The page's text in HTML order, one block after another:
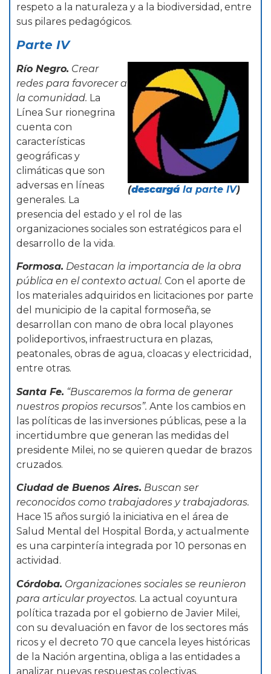
respeto a la naturaleza y a la biodiversidad, entre
sus pilares pedagógicos.
Parte IV
(descargála parte IV)
Río Negro. Crear
redes para favorecer a
la comunidad. La
Línea Sur rionegrina
cuenta con
características
geográficas y
climáticas que son
adversas en líneas
generales. La
presencia del estado y el rol de las
organizaciones sociales son estratégicos para el
desarrollo de la vida.
Formosa. Destacan la importancia de la obra
pública en el contexto actual. Con el aporte de
los materiales adquiridos en licitaciones por parte
del municipio de la capital formoseña, se
desarrollan con mano de obra local playones
polideportivos, infraestructura en plazas,
peatonales, obras de agua, cloacas y electricidad,
entre otras.
Santa Fe. “Buscaremos la forma de generar
nuestros propios recursos”. Ante los cambios en
las políticas de las inversiones públicas, pese a la
incertidumbre que generan las medidas del
presidente Milei, no se quieren quedar de brazos
cruzados.
Ciudad de Buenos Aires. Buscan ser
reconocidos como trabajadores y trabajadoras.
Hace 15 años surgió la iniciativa en el área de
Salud Mental del Hospital Borda, y actualmente
es una carpintería integrada por 10 personas en
actividad.
Córdoba. Organizaciones sociales se reunieron
para articular proyectos. La actual coyuntura
política trazada por el gobierno de Javier Milei,
con su devaluación en favor de los sectores más
ricos y el decreto 70 que cancela leyes históricas
de la Nación argentina, obliga a las entidades a
analizar nuevas respuestas colectivas.